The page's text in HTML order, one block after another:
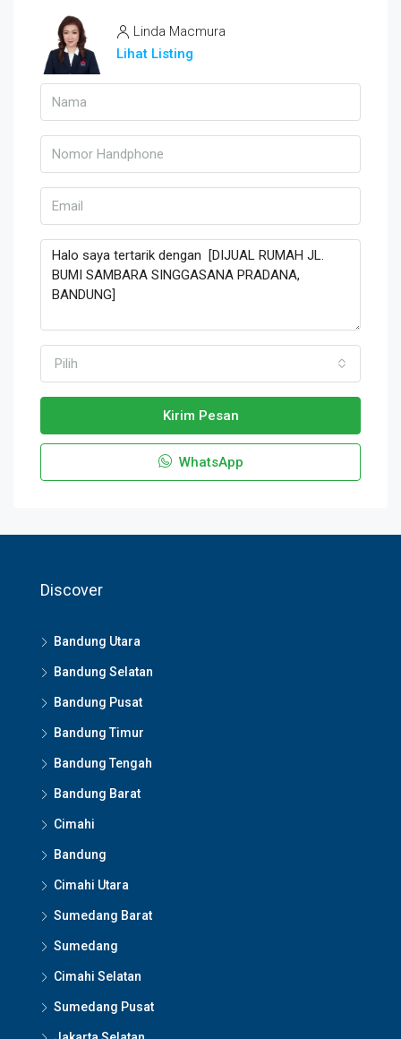
Linda Macmura
Lihat Listing
Pilih
Kirim Pesan
WhatsApp
Discover
Bandung Utara
Bandung Selatan
Bandung Pusat
Bandung Timur
Bandung Tengah
Bandung Barat
Cimahi
Bandung
Cimahi Utara
Sumedang Barat
Sumedang
Cimahi Selatan
Sumedang Pusat